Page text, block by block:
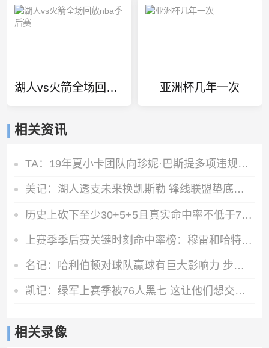
湖人vs火箭全场回放nba季后赛 亚洲杯几年一次
相关资讯
TA：19年夏小卡团队向珍妮·巴斯提多项违规激励要求 但都被拒绝
美记：湖人透支未来换凯斯勒 锋线联盟垫底无力补强
历史上砍下至少30+5+5且真实命中率不低于70%次数榜：詹姆斯居首
上赛季季后赛关键时刻命中率榜：穆雷和哈特0%最糟 福克斯第4糟
名记：哈利伯顿对球队赢球有巨大影响力 步行者或再成争冠热门
凯记：绿军上赛季被76人黑七 这让他们想交易杰伦·布朗
相关录像